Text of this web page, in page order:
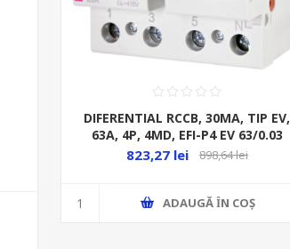
DIFERENTIAL RCCB, 30MA, TIP EV,
63A, 4P, 4MD, EFI-P4 EV 63/0.03
823,27 lei 898,64 lei
ADAUGĂ ȊN COŞ